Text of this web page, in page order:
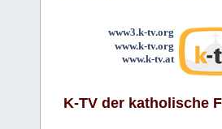
www3.k-tv.org
www.k-tv.org
www.k-tv.at
K-TV der katholische